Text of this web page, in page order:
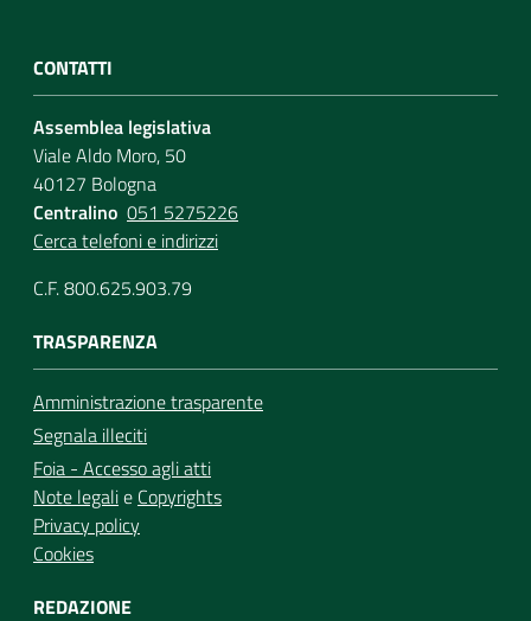
CONTATTI
Assemblea legislativa
Viale Aldo Moro, 50
40127 Bologna
Centralino 051 5275226
Cerca telefoni e indirizzi
C.F. 800.625.903.79
TRASPARENZA
Amministrazione trasparente
Segnala illeciti
Foia - Accesso agli atti
Note legalie Copyrights
Privacy policy
Cookies
REDAZIONE